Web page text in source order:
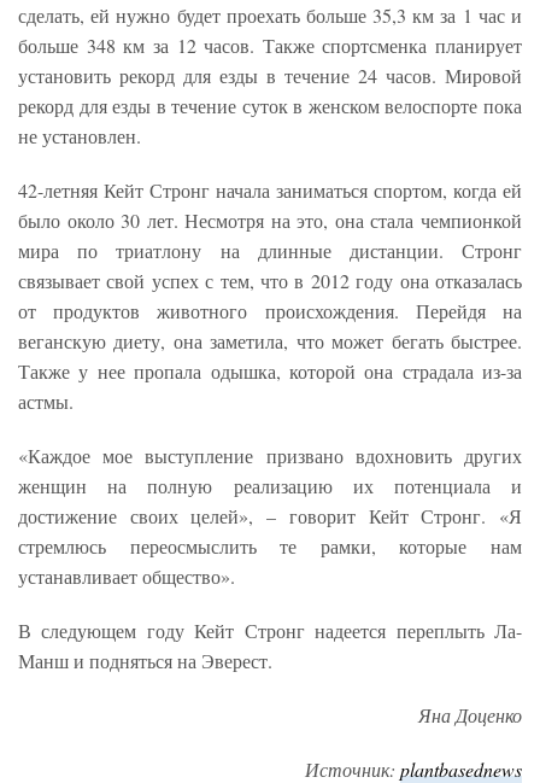
сделать, ей нужно будет проехать больше 35,3 км за 1 час и
больше 348 км за 12 часов. Также спортсменка планирует
установить рекорд для езды в течение 24 часов. Мировой
рекорд для езды в течение суток в женском велоспорте пока
не установлен.
42-летняя Кейт Стронг начала заниматься спортом, когда ей
было около 30 лет. Несмотря на это, она стала чемпионкой
мира по триатлону на длинные дистанции. Стронг
связывает свой успех с тем, что в 2012 году она отказалась
от продуктов животного происхождения. Перейдя на
веганскую диету, она заметила, что может бегать быстрее.
Также у нее пропала одышка, которой она страдала из-за
астмы.
«Каждое мое выступление призвано вдохновить других
женщин на полную реализацию их потенциала и
достижение своих целей», – говорит Кейт Стронг. «Я
стремлюсь переосмыслить те рамки, которые нам
устанавливает общество».
В следующем году Кейт Стронг надеется переплыть Ла-
Манш и подняться на Эверест.
Яна Доценко
Источник: plantbasednews